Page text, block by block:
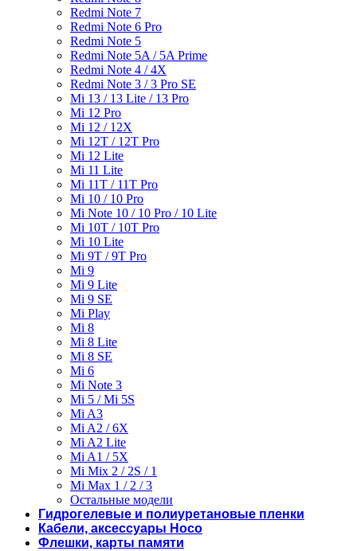
Redmi Note 7
Redmi Note 6 Pro
Redmi Note 5
Redmi Note 5A / 5A Prime
Redmi Note 4 / 4X
Redmi Note 3 / 3 Pro SE
Mi 13 / 13 Lite / 13 Pro
Mi 12 Pro
Mi 12 / 12X
Mi 12T / 12T Pro
Mi 12 Lite
Mi 11 Lite
Mi 11T / 11T Pro
Mi 10 / 10 Pro
Mi Note 10 / 10 Pro / 10 Lite
Mi 10T / 10T Pro
Mi 10 Lite
Mi 9T / 9T Pro
Mi 9
Mi 9 Lite
Mi 9 SE
Mi Play
Mi 8
Mi 8 Lite
Mi 8 SE
Mi 6
Mi Note 3
Mi 5 / Mi 5S
Mi A3
Mi A2 / 6X
Mi A2 Lite
Mi A1 / 5X
Mi Mix 2 / 2S / 1
Mi Max 1 / 2 / 3
Остальные модели
Гидрогелевые и полиуретановые пленки
Кабели, аксессуары Hoco
Флешки, карты памяти